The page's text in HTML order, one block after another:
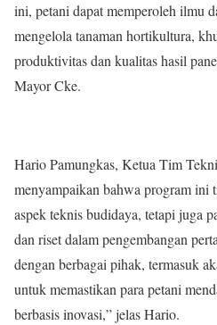
ini, petani dapat memperoleh ilmu
mengelola tanaman hortikultura,
produktivitas dan kualitas hasil
Mayor Cke.
Hario Pamungkas, Ketua Tim
menyampaikan bahwa program ini
aspek teknis budidaya, tetapi juga
dan riset dalam pengembangan
dengan berbagai pihak, termasuk
untuk memastikan para petani
berbasis inovasi,” jelas Hario.